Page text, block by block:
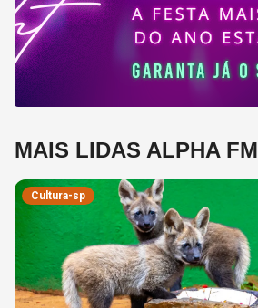
MAIS LIDAS ALPHA FM
Cultura-sp